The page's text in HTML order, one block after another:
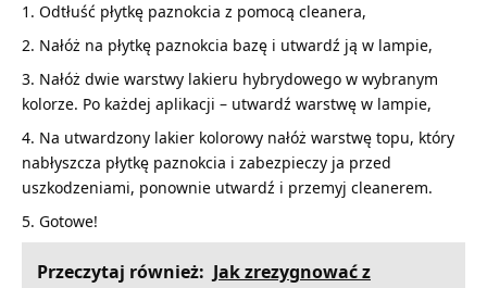
Odtłuść płytkę paznokcia z pomocą cleanera,
Nałóż na płytkę paznokcia bazę i utwardź ją w lampie,
Nałóż dwie warstwy lakieru hybrydowego w wybranym
kolorze. Po każdej aplikacji – utwardź warstwę w lampie,
Na utwardzony lakier kolorowy nałóż warstwę topu, który
nabłyszcza płytkę paznokcia i zabezpieczy ja przed
uszkodzeniami, ponownie utwardź i przemyj cleanerem.
Gotowe!
Przeczytaj również: Jak zrezygnować z